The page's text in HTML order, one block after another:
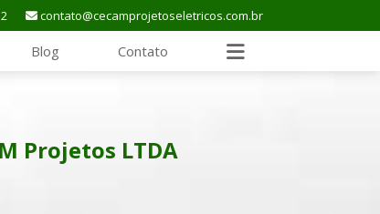
contato@cecamprojetoseletricos.com.br
Blog Contato
Projetos LTDA